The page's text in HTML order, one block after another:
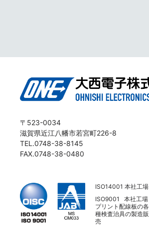
〒523-0034
滋賀県近江八幡市若宮町226-8
TEL.0748-38-8145
FAX.0748-38-0480
ISO14001 本社工場
ISO9001 本社工場
プリント配線板の各
種検査治具の製造販
売